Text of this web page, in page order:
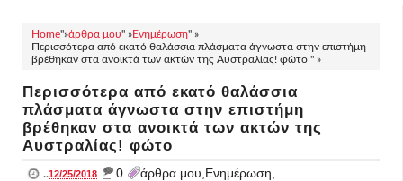
Home"»άρθρα μου" »Ενημέρωση" »
Περισσότερα από εκατό θαλάσσια πλάσματα άγνωστα στην επιστήμη
βρέθηκαν στα ανοικτά των ακτών της Αυστραλίας! φώτο " »
Περισσότερα από εκατό θαλάσσια
πλάσματα άγνωστα στην επιστήμη
βρέθηκαν στα ανοικτά των ακτών της
Αυστραλίας! φώτο
..12/25/2018 _ 0 άρθρα μου,Ενημέρωση,